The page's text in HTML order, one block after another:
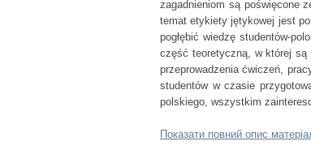
zagadnieniom są poświęcone
temat etykiety jętykowej jest
pogłębić wiedzę studentów-
część teoretyczną, w której są
przeprowadzenia ćwiczeń,
studentów w czasie
polskiego, wszystkim
Показати повний опис